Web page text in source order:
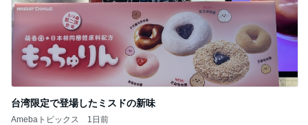
台湾限定で登場したミスドの新味
Amebaトピックス 1日前